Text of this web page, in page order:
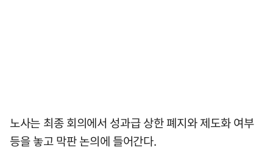
노사는 최종 회의에서 성과급 상한 폐지와 제도화 여부
등을 놓고 막판 논의에 들어간다.